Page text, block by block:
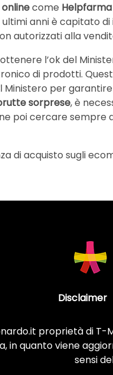
onlinecome Helpfarma
ultimi anni è capitato
autorizzati alla
l’ok del
di prodotti.
per
sorprese, è
poi cercare sempre
di acquisto sugli
Disclaimer
proprietà di T-
in quanto viene
sensi